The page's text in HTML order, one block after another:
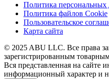
Политика
Политика файлов Cookie
Пользовательское
Карта сайта
© 2025 ABU LLC. Все права
зарегистрированным
Вся представленная на сайте
информационный характер и